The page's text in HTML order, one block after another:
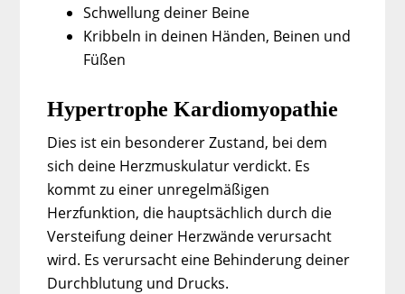
Schwellung deiner Beine
Kribbeln in deinen Händen, Beinen und
Füßen
Hypertrophe Kardiomyopathie
Dies ist ein besonderer Zustand, bei dem
sich deine Herzmuskulatur verdickt. Es
kommt zu einer unregelmäßigen
Herzfunktion, die hauptsächlich durch die
Versteifung deiner Herzwände verursacht
wird. Es verursacht eine Behinderung deiner
Durchblutung und Drucks.